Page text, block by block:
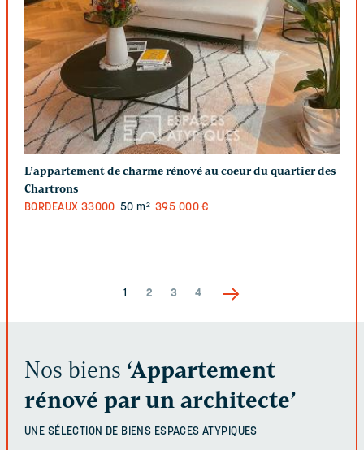
L’appartement de charme rénové au coeur du quartier des
Chartrons
BORDEAUX 33000 50 m² 395 000 €
1 2 3 4
Nos biens ‘Appartement
rénové par un architecte’
UNE SÉLECTION DE BIENS ESPACES ATYPIQUES